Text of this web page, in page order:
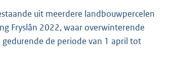
uit meerdere landbouwpercelen
Fryslân 2022, waar overwinterende
de periode van 1 april tot